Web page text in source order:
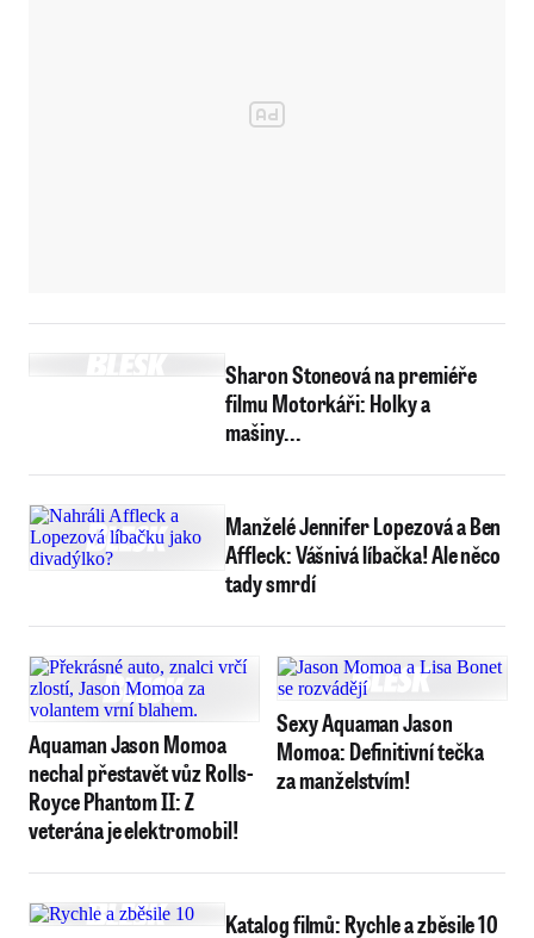
Sharon Stoneová na premiéře
filmu Motorkáři: Holky a
mašiny...
Manželé Jennifer Lopezová a Ben
Affleck: Vášnivá líbačka! Ale něco
tady smrdí
Aquaman Jason Momoa
nechal přestavět vůz Rolls-
Royce Phantom II: Z
veterána je elektromobil!
Sexy Aquaman Jason
Momoa: Definitivní tečka
za manželstvím!
Katalog filmů: Rychle a zběsile 10